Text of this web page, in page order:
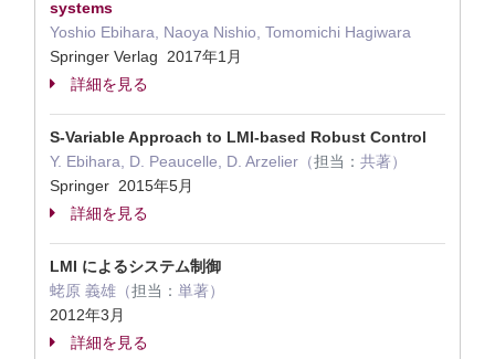
systems
Yoshio Ebihara, Naoya Nishio, Tomomichi Hagiwara
Springer Verlag 2017年1月
詳細を見る
S-Variable Approach to LMI-based Robust Control
Y. Ebihara, D. Peaucelle, D. Arzelier（担当： 共著）
Springer 2015年5月
詳細を見る
LMI によるシステム制御
蛯原 義雄（担当： 単著）
2012年3月
詳細を見る